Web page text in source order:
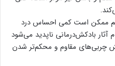
ممکن است کمی احساس درد
بعد از 5تا 6 روز تمام آثار بادکش‌درمانی ناپدید می‌شود
شاهد کاهش چربی‌های مقاوم و محکم‌تر شدن